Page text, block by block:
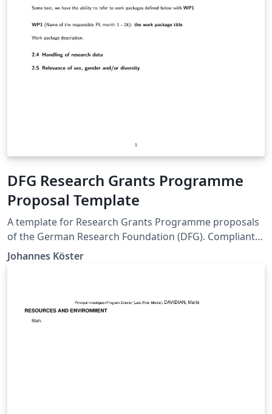
DFG Research Grants Programme
Proposal Template
A template for Research Grants Programme proposals
of the German Research Foundation (DFG). Compliant
with DFG form 54.01 – 09/22.
Johannes Köster